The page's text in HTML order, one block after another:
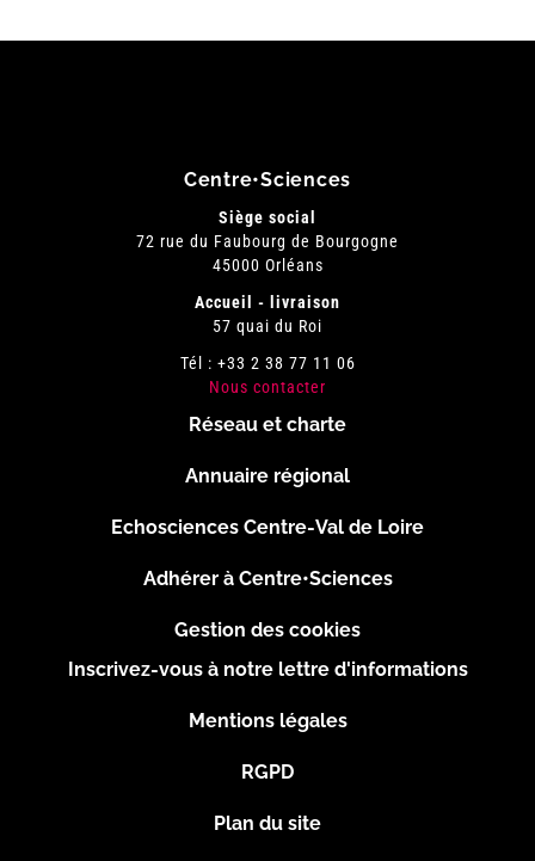
Centre•Sciences
Siège social
72 rue du Faubourg de Bourgogne
45000 Orléans
Accueil - livraison
57 quai du Roi
Tél : +33 2 38 77 11 06
Nous contacter
page
Réseau et charte
Annuaire régional
Echosciences Centre-Val de Loire
Adhérer à Centre•Sciences
Gestion des cookies
Inscrivez-vous à notre lettre d'informations
Mentions légales
RGPD
Plan du site